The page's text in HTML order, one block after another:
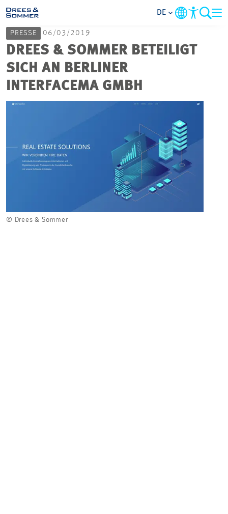
MARKETS
SERVICES
UNTERNEHMEN
IM FOKUS
KARRIERE
PROJEKTE
DE
PRESSE 06/03/2019
DREES & SOMMER BETEILIGT
SICH AN BERLINER
INTERFACEMA GMBH
© Drees & Sommer